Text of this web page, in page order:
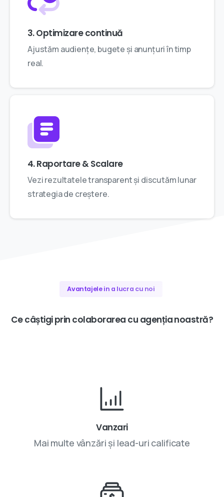
3. Optimizare continuă
Ajustăm audiențe, bugete și anunțuri în timp
real.
4. Raportare & Scalare
Vezi rezultatele transparent și discutăm lunar
strategia de creștere.
Avantajele in a lucra cu noi
Cecâștigiprin colaborarea cu agențianoastră?
Vanzari
Mai multe vânzări și lead-uri calificate